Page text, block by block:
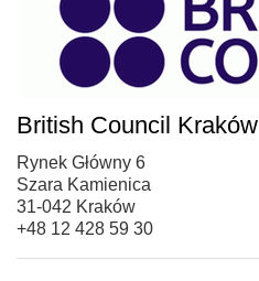
British Council Kraków
Rynek Główny 6
Szara Kamienica
31-042 Kraków
+48 12 428 59 30